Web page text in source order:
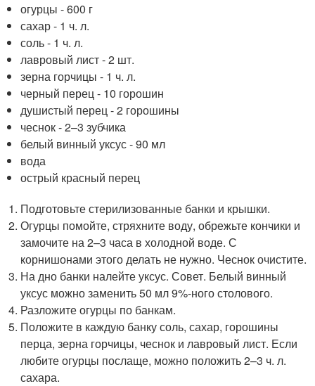
огурцы - 600 г
сахар - 1 ч. л.
соль - 1 ч. л.
лавровый лист - 2 шт.
зерна горчицы - 1 ч. л.
черный перец - 10 горошин
душистый перец - 2 горошины
чеснок - 2–3 зубчика
белый винный уксус - 90 мл
вода
острый красный перец
Подготовьте стерилизованные банки и крышки.
Огурцы помойте, стряхните воду, обрежьте кончики и
замочите на 2–3 часа в холодной воде. С
корнишонами этого делать не нужно. Чеснок очистите.
На дно банки налейте уксус. Совет. Белый винный
уксус можно заменить 50 мл 9%-ного столового.
Разложите огурцы по банкам.
Положите в каждую банку соль, сахар, горошины
перца, зерна горчицы, чеснок и лавровый лист. Если
любите огурцы послаще, можно положить 2–3 ч. л.
сахара.